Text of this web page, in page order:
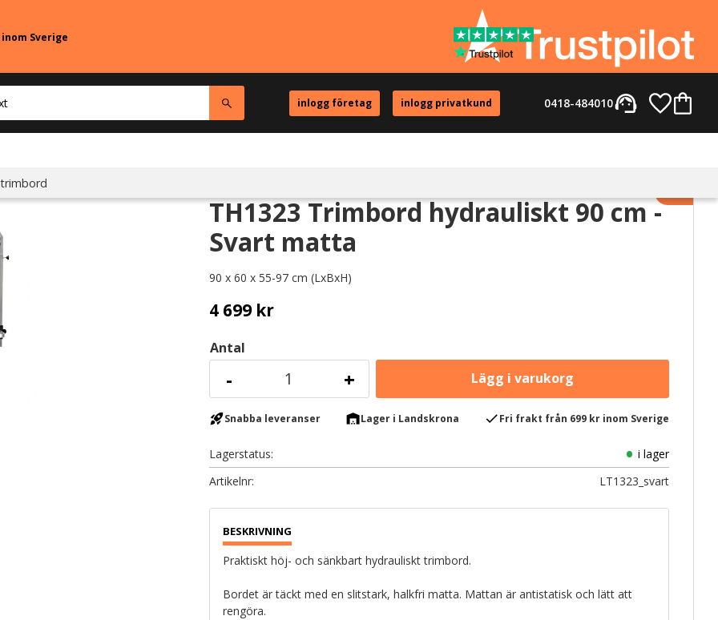
Sverige
inlogg företag inlogg privatkund support_agent
0418-484010
TH1323 Trimbord hydrauliskt 90 cm -
Svart matta
90 x 60 x 55-97 cm (LxBxH)
4 699kr
Antal
+
-
Lägg
rocket_launchSnabba leveranser warehouseLager i Landskrona checkFri frakt från 699 kr inom Sverige
Lagerstatus
i lager
Artikelnr
LT1323_svart
Praktiskt höj- och sänkbart hydrauliskt trimbord.
Bordet är täckt med en slitstark, halkfri matta. Mattan är antistatisk och lätt att
rengöra.